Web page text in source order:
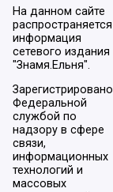
На данном сайте
распространяется
информация
сетевого издания
"Знамя.Ельня".
Зарегистрировано
Федеральной
службой по
надзору в сфере
связи,
информационных
технологий и
массовых